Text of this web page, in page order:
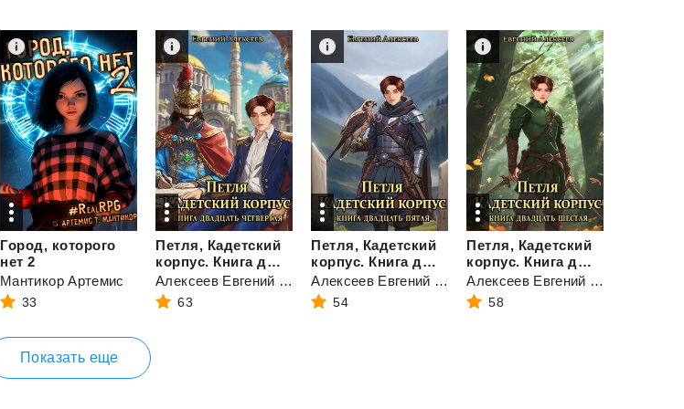
Город, которого
нет 2
Мантикор Артемис
33
Петля, Кадетский
корпус. Книга двадцать четвертая
Алексеев Евгений Артемович
63
Петля, Кадетский
корпус. Книга двадцать пятая
Алексеев Евгений Артемович
54
Петля, Кадетский
корпус. Книга двадцать шестая
Алексеев Евгений Артемович
58
Показать еще